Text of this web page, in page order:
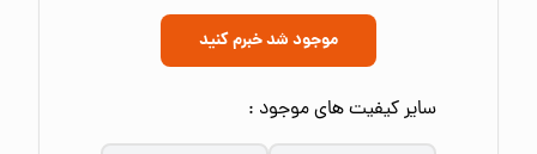
موجود شد خبرم کنید
سایر کیفیت های موجود :